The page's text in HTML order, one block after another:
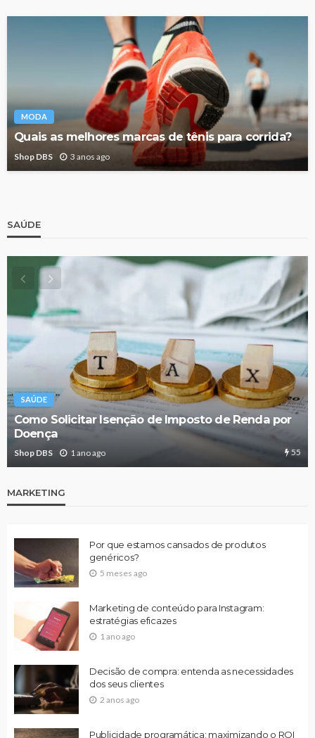
MODA
Quais as melhores marcas de tênis para corrida?
Shop DBS 3 anos ago
SAÚDE
SAÚDE
Como Solicitar Isenção de Imposto de Renda por
Doença
Shop DBS 1 ano ago 55
MARKETING
Por que estamos cansados de produtos
genéricos?
5 meses ago
Marketing de conteúdo para Instagram:
estratégias eficazes
1 ano ago
Decisão de compra: entenda as necessidades
dos seus clientes
2 anos ago
Publicidade programática: maximizando o ROI